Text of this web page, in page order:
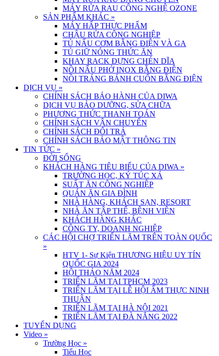
MÁY RỬA RAU CÔNG NGHỆ OZONE
SẢN PHẨM KHÁC »
MÁY HẤP THỰC PHẨM
CHẬU RỬA CÔNG NGHIỆP
TỦ NẤU CƠM BẰNG ĐIỆN VÀ GA
TỦ GIỮ NÓNG THỨC ĂN
KHAY RACK ĐỰNG CHÉN DĨA
NỒI NẤU PHỞ INOX BẰNG ĐIỆN
NỒI TRÁNG BÁNH CUỐN BẰNG ĐIỆN
DỊCH VỤ »
CHÍNH SÁCH BẢO HÀNH CỦA DIWA
DỊCH VỤ BẢO DƯỠNG, SỬA CHỮA
PHƯƠNG THỨC THANH TOÁN
CHÍNH SÁCH VẬN CHUYỂN
CHÍNH SÁCH ĐỔI TRẢ
CHÍNH SÁCH BẢO MẬT THÔNG TIN
TIN TỨC »
ĐỜI SỐNG
KHÁCH HÀNG TIÊU BIỂU CỦA DIWA »
TRƯỜNG HỌC, KÝ TÚC XÁ
SUẤT ĂN CÔNG NGHIỆP
QUÁN ĂN GIA ĐÌNH
NHÀ HÀNG, KHÁCH SẠN, RESORT
NHÀ ĂN TẬP THỂ, BỆNH VIỆN
KHÁCH HÀNG KHÁC
CÔNG TY, DOANH NGHIỆP
CÁC HỘI CHỢ TRIỂN LÃM TRÊN TOÀN QUỐC
»
HTV 1- Sự Kiện THƯƠNG HIỆU UY TÍN
QUỐC GIA 2024
HỘI THẢO NĂM 2024
TRIỂN LÃM TẠI TPHCM 2023
TRIỂN LÃM TẠI LỄ HỘI ẨM THỰC NINH
THUẬN
TRIỂN LÃM TẠI HÀ NỘI 2021
TRIỂN LÃM TẠI ĐÀ NẴNG 2022
TUYỂN DỤNG
Video »
Trường Học »
Tiểu Học